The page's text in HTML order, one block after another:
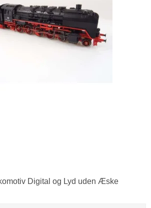
Digital og Lyd uden Æske